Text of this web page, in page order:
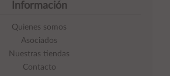
Información
Quienes somos
Asociados
Nuestras tiendas
Contacto